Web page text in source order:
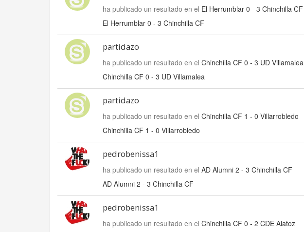
ha publicado un resultado en el El Herrumblar 0 - 3 Chinchilla CF
El Herrumblar 0 - 3 Chinchilla CF
partidazo
ha publicado un resultado en el Chinchilla CF 0 - 3 UD Villamalea
Chinchilla CF 0 - 3 UD Villamalea
partidazo
ha publicado un resultado en el Chinchilla CF 1 - 0 Villarrobledo
Chinchilla CF 1 - 0 Villarrobledo
pedrobenissa1
ha publicado un resultado en el AD Alumni 2 - 3 Chinchilla CF
AD Alumni 2 - 3 Chinchilla CF
pedrobenissa1
ha publicado un resultado en el Chinchilla CF 0 - 2 CDE Alatoz